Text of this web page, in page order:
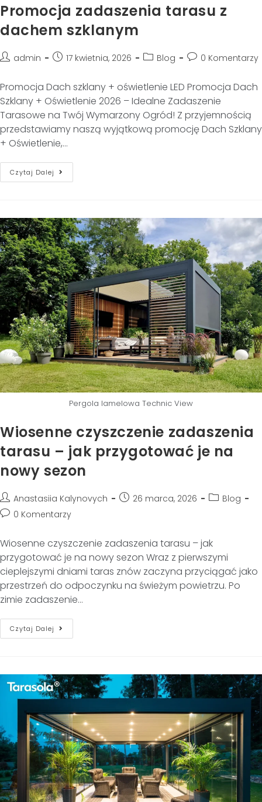
Promocja zadaszenia tarasu z
dachem szklanym
admin 17 kwietnia, 2026 Blog 0 Komentarzy
Promocja Dach szklany + oświetlenie LED Promocja Dach
Szklany + Oświetlenie 2026 – Idealne Zadaszenie
Tarasowe na Twój Wymarzony Ogród! Z przyjemnością
przedstawiamy naszą wyjątkową promocję Dach Szklany
+ Oświetlenie,…
Czytaj Dalej
Pergola lamelowa Technic View
Wiosenne czyszczenie zadaszenia
tarasu – jak przygotować je na
nowy sezon
Anastasiia Kalynovych 26 marca, 2026
Blog
0 Komentarzy
Wiosenne czyszczenie zadaszenia tarasu – jak
przygotować je na nowy sezon Wraz z pierwszymi
cieplejszymi dniami taras znów zaczyna przyciągać jako
przestrzeń do odpoczynku na świeżym powietrzu. Po
zimie zadaszenie…
Czytaj Dalej